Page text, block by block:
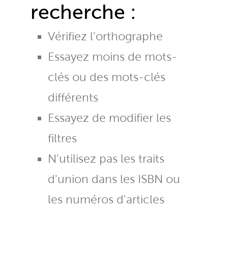
recherche :
Vérifiez l'orthographe
Essayez moins de mots-
clés ou des mots-clés
différents
Essayez de modifier les
filtres
N'utilisez pas les traits
d'union dans les ISBN ou
les numéros d'articles